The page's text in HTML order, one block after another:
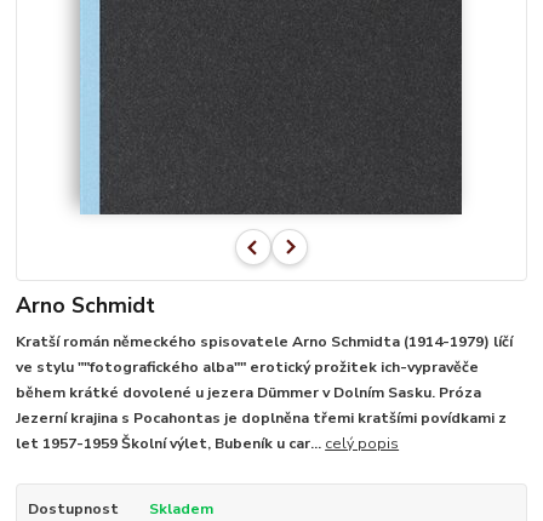
Arno Schmidt
Kratší román německého spisovatele Arno Schmidta (1914-1979) líčí
ve stylu ""fotografického alba"" erotický prožitek ich-vypravěče
během krátké dovolené u jezera Dümmer v Dolním Sasku. Próza
Jezerní krajina s Pocahontas je doplněna třemi kratšími povídkami z
let 1957-1959 Školní výlet, Bubeník u car... celý popis
Dostupnost Skladem